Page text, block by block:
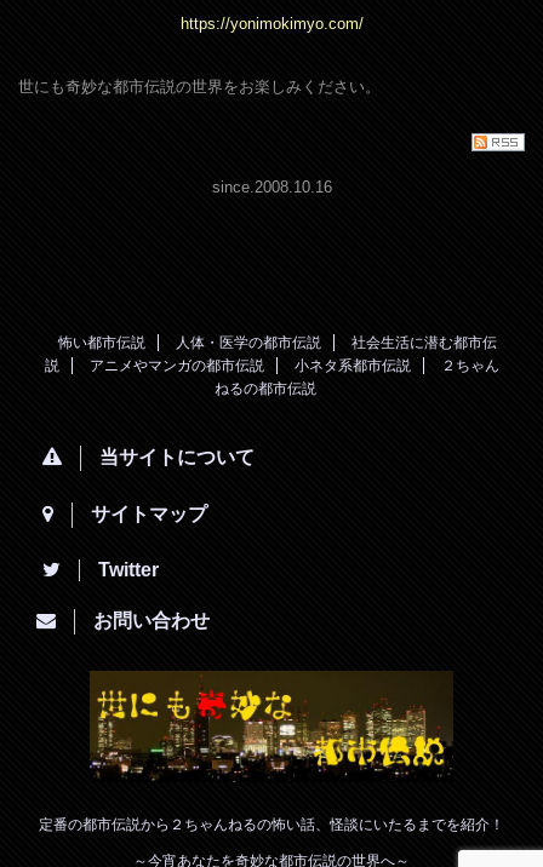
https://yonimokimyo.com/
世にも奇妙な都市伝説の世界をお楽しみください。
since.2008.10.16
怖い都市伝説 人体・医学の都市伝説
社会生活に潜む都市伝
説
アニメやマンガの都市伝説 小ネタ系都市伝説
２ちゃん
ねるの都市伝説
当サイトについて
サイトマップ
Twitter
お問い合わせ
定番の都市伝説から２ちゃんねるの怖い話、怪談にいたるまでを紹介！
～今宵あなたを奇妙な都市伝説の世界へ～